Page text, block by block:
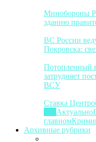
Минобороны
зданию
ВС России
Покровска:
Потопленный
затрудняет
ВСУ
Ставка
Актуально
главном
Архивные рубрики